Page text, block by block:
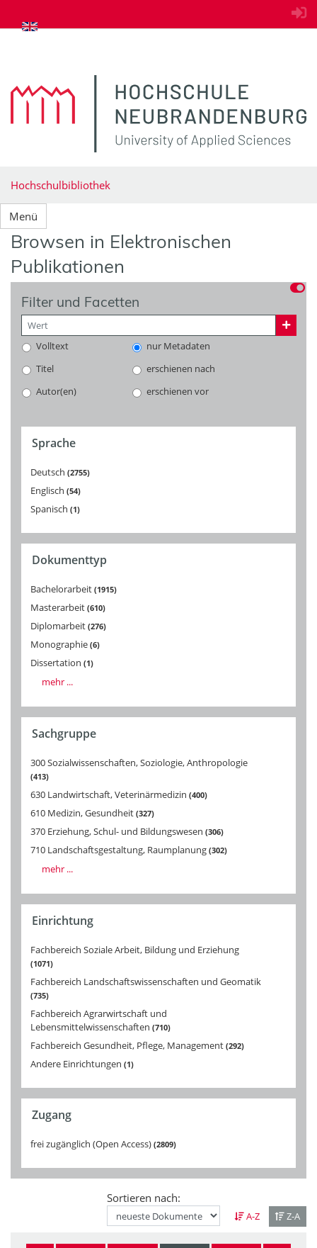
zum Inhalt springen
Hochschulbibliothek
Menü
Browsen in Elektronischen
Publikationen
Filter und Facetten
Volltext
nur Metadaten
Titel
erschienen nach
Autor(en)
erschienen vor
Sprache
Deutsch 2755
Englisch 54
Spanisch 1
Dokumenttyp
Bachelorarbeit 1915
Masterarbeit 610
Diplomarbeit 276
Monographie 6
Dissertation 1
mehr ...
Sachgruppe
300 Sozialwissenschaften, Soziologie, Anthropologie
413
630 Landwirtschaft, Veterinärmedizin 400
610 Medizin, Gesundheit 327
370 Erziehung, Schul- und Bildungswesen 306
710 Landschaftsgestaltung, Raumplanung 302
mehr ...
Einrichtung
Fachbereich Soziale Arbeit, Bildung und Erziehung
1071
Fachbereich Landschaftswissenschaften und Geomatik
735
Fachbereich Agrarwirtschaft und
Lebensmittelwissenschaften 710
Fachbereich Gesundheit, Pflege, Management 292
Andere Einrichtungen 1
Zugang
frei zugänglich (Open Access) 2809
Sortieren nach:
A-Z Z-A